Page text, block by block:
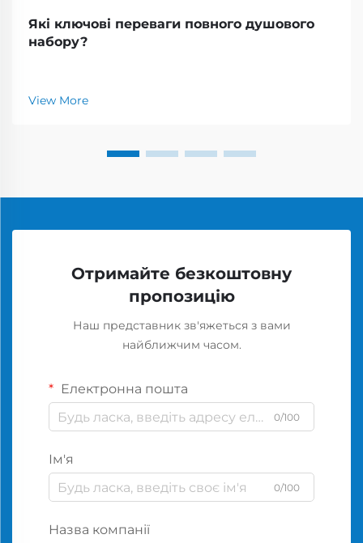
Які ключові переваги повного душового
набору?
View More
Отримайте безкоштовну
пропозицію
Наш представник зв'яжеться з вами
найближчим часом.
Електронна пошта
0/100
Ім'я
0/100
Назва компанії